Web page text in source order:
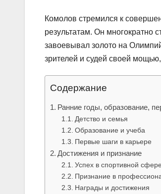
Комолов стремился к
результатам. Он многократно
завоевывал золото на
зрителей и судей своей
Содержание
Ранние годы, образование,
Детство и семья
Образование и учеба
Первые шаги в карьере
Достижения и признание
Успех в спортивной сфере
Признание в
Награды и достижения